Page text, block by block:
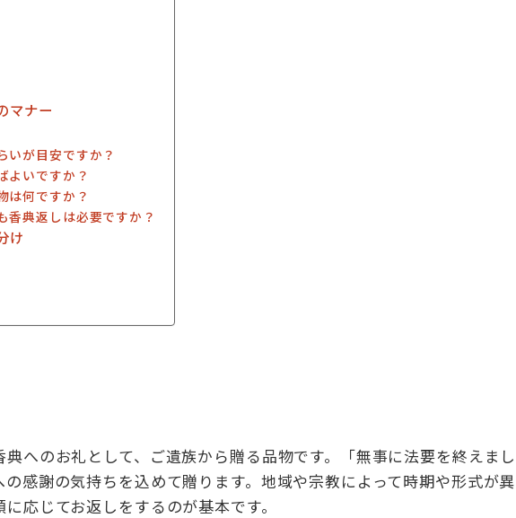
マナー
いが目安ですか？
よいですか？
は何ですか？
香典返しは必要ですか？
け
へのお礼として、ご遺族から贈る品物です。「無事に法要を終えまし
感謝の気持ちを込めて贈ります。地域や宗教によって時期や形式が
応じてお返しをするのが基本です。